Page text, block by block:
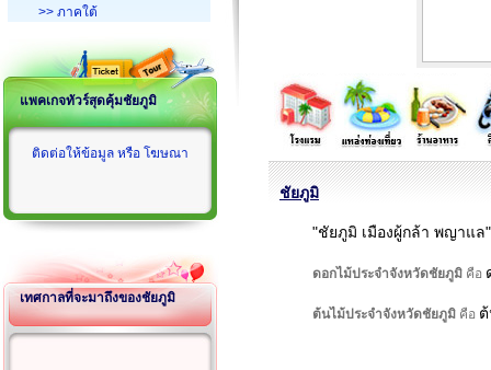
>> ภาคใต้
แพคเกจทัวร์สุดคุ้มชัยภูมิ
ติดต่อให้ข้อมูล หรือ โฆษณา
เทศกาลที่จะมาถึงของชัยภูมิ
ชัยภูมิ
"ชัยภูมิ เมืองผู้กล้า พญาแล"
ดอกไม้ประจำจังหวัดชัยภูมิ คือ
ต้นไม้ประจำจังหวัดชัยภูมิ คือ